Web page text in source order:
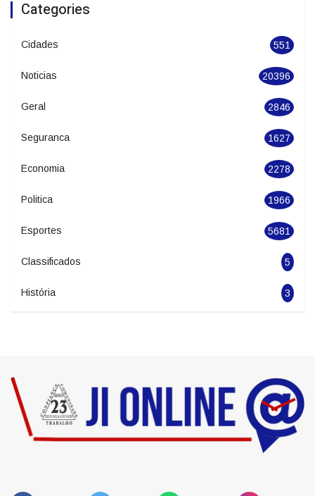
Categories
Cidades 551
Noticias 20396
Geral 2846
Seguranca 1627
Economia 2278
Politica 1966
Esportes 5681
Classificados 5
História 3